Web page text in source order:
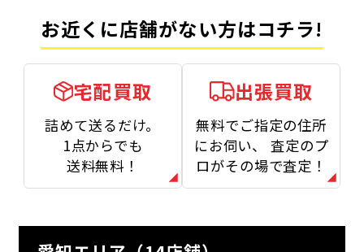
お近くに店舗がない方はコチラ!
宅配買取
詰めて送るだけ。
1点からでも
送料無料！
出張買取
無料でご指定の住所
にお伺い、
査定のプ
ロがその場で査定！